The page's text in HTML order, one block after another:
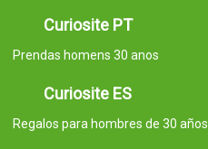
Curiosite PT
Prendas homens 30 anos
Curiosite ES
Regalos para hombres de 30 años